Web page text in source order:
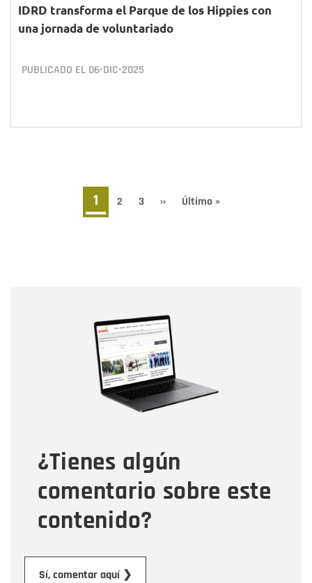
IDRD transforma el Parque de los Hippies con
una jornada de voluntariado
PUBLICADO EL 06•DIC•2025
Página
actual
1 Page
2 Page
3
Siguiente
››
Última
Último »
¿Tienes algún
comentario sobre este
contenido?
Sí, comentar aquí ❯
Correo electrónico
Tipo de comentario
Mensaje